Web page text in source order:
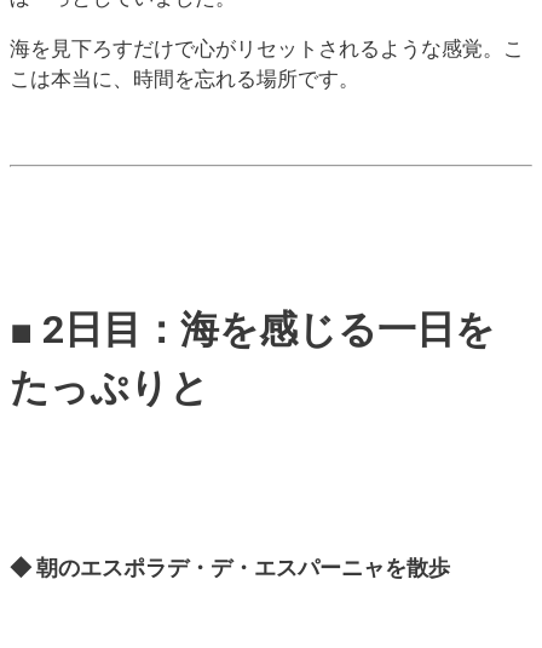
海を見下ろすだけで心がリセットされるような感覚。こ
こは本当に、時間を忘れる場所です。
■ 2日目：海を感じる一日を
たっぷりと
◆ 朝のエスポラデ・デ・エスパーニャを散歩